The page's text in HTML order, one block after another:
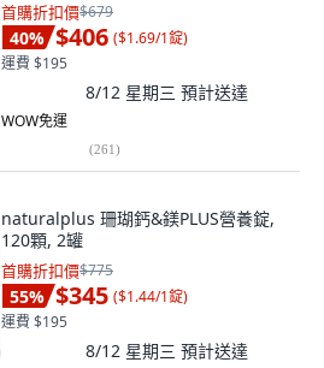
首購折扣價$679
40% $406 ($1.69/1錠)
運費 $195
8/12 星期三 預計送達
WOW免運
(261)
naturalplus 珊瑚鈣&鎂PLUS營養錠,
120顆, 2罐
首購折扣價$775
55% $345 ($1.44/1錠)
運費 $195
8/12 星期三 預計送達